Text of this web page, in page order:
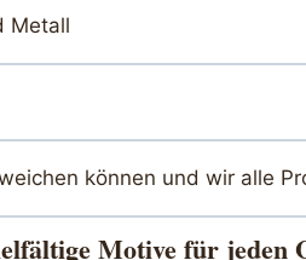
Metall
können und wir alle
Motive für jeden